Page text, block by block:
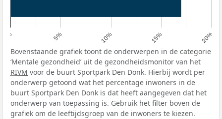
0% 5% 10% 15% 20%
Bovenstaande grafiek toont de onderwerpen in de categorie
‘Mentale gezondheid’ uit de gezondheidsmonitor van het
RIVM voor de buurt Sportpark Den Donk. Hierbij wordt per
onderwerp getoond wat het percentage inwoners in de
buurt Sportpark Den Donk is dat heeft aangegeven dat het
onderwerp van toepassing is. Gebruik het filter boven de
grafiek om de leeftijdsgroep van de inwoners te kiezen.